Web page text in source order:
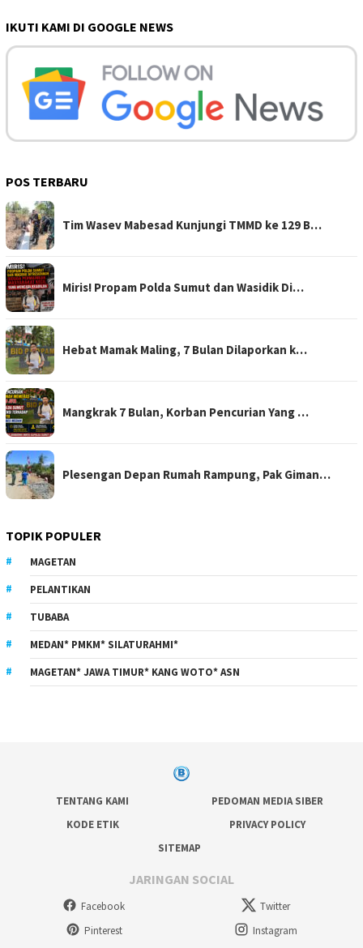
IKUTI KAMI DI GOOGLE NEWS
POS TERBARU
Tim Wasev Mabesad Kunjungi TMMD ke 129 B…
Miris! Propam Polda Sumut dan Wasidik Di…
Hebat Mamak Maling, 7 Bulan Dilaporkan k…
Mangkrak 7 Bulan, Korban Pencurian Yang …
Plesengan Depan Rumah Rampung, Pak Giman…
TOPIK POPULER
MAGETAN
PELANTIKAN
TUBABA
MEDAN* PMKM* SILATURAHMI*
MAGETAN* JAWA TIMUR* KANG WOTO* ASN
TENTANG KAMI
PEDOMAN MEDIA SIBER
KODE ETIK
PRIVACY POLICY
SITEMAP
JARINGAN SOCIAL
Facebook
Twitter
Pinterest
Instagram